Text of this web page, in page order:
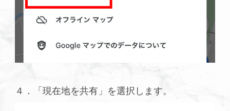
４．「現在地を共有」を選択します。